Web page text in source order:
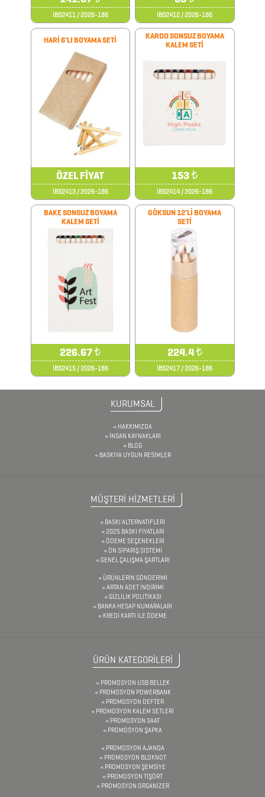
AKSESUARLARI
FİNCAN
ALTLIKLARI
YETİŞTİRME
ÇAKMAKLAR
CAM
İBS2411 / 2026-186 İBS2412 / 2026-186
HARİ 6'LI BOYAMA SETİ
ÖZEL FİYAT
İBS2413 / 2026-186
KARDO SONSUZ BOYAMA
KALEM SETİ
153₺
İBS2414 / 2026-186
BAKE SONSUZ BOYAMA
KALEM SETİ
226.67₺
İBS2415 / 2026-186
GÖKSUN 12'Lİ BOYAMA
SETİ
224.4₺
İBS2417 / 2026-186
KURUMSAL
HAKKIMIZDA
İNSAN KAYNAKLARI
BLOG
BASKIYA UYGUN RESİMLER
MÜŞTERİ HİZMETLERİ
BASKI ALTERNATİFLERİ
2025 BASKI FİYATLARI
ÖDEME SEÇENEKLERİ
ÖN SİPARİŞ SİSTEMİ
GENEL ÇALIŞMA ŞARTLARI
ÜRÜNLERİN GÖNDERİMİ
ARTAN ADET İNDİRİMİ
GİZLİLİK POLİTİKASI
BANKA HESAP NUMARALARI
KREDİ KARTI İLE ÖDEME
ÜRÜN KATEGORİLERİ
PROMOSYON USB BELLEK
PROMOSYON POWERBANK
PROMOSYON DEFTER
PROMOSYON KALEM SETLERİ
PROMOSYON SAAT
PROMOSYON ŞAPKA
PROMOSYON AJANDA
PROMOSYON BLOKNOT
PROMOSYON ŞEMSİYE
PROMOSYON TİŞÖRT
PROMOSYON ORGANİZER